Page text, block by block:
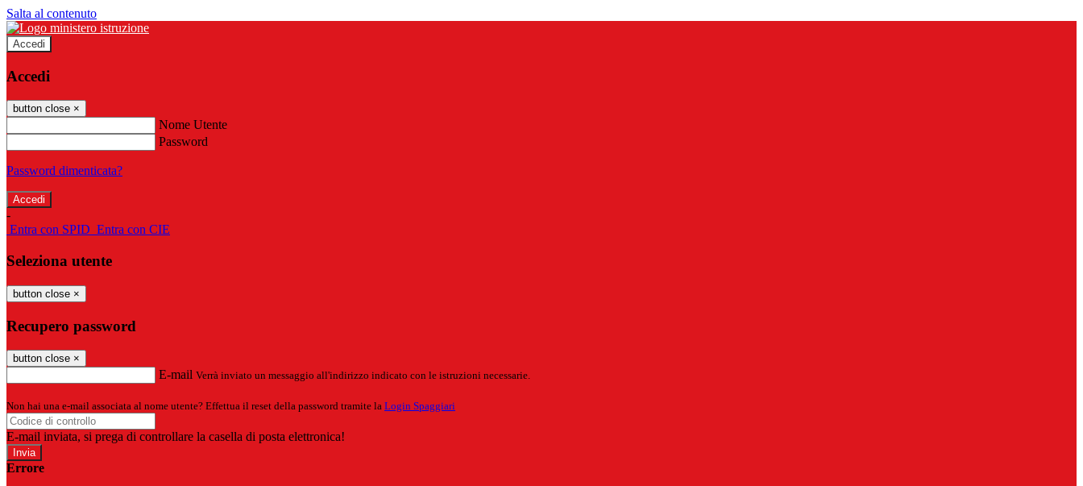
Salta al contenuto
Accedi
Accedi
button close ×
Nome Utente
Password
Password dimenticata?
-
Entra con SPID Entra con CIE
Seleziona utente
button close ×
Recupero password
button close ×
E-mail Verrà inviato un messaggio all'indirizzo indicato con le istruzioni necessarie.
Non hai una e-mail associata al nome utente? Effettua il reset della password tramite la Login Spaggiari
E-mail inviata, si prega di controllare la casella di posta elettronica!
Errore